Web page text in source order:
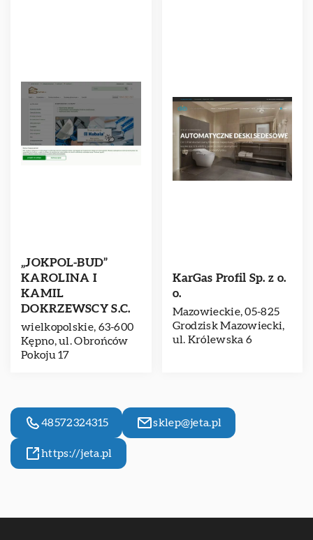
„JOKPOL-BUD”
KAROLINA I
KAMIL
DOKRZEWSCY S.C.
wielkopolskie, 63-600
Kępno, ul. Obrońców
Pokoju 17
KarGas Profil Sp. z o.
o.
Mazowieckie, 05-825
Grodzisk Mazowiecki,
ul. Królewska 6
48572324315 sklep@jeta.pl
https://jeta.pl